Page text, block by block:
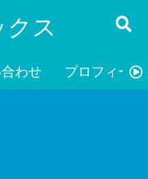
ス
わせ プロフィール